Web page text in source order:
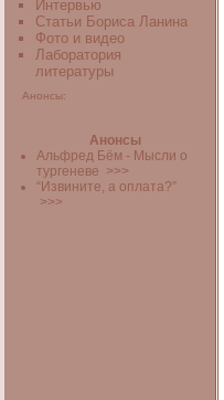
Интервью
Статьи Бориса Ланина
Фото и видео
Лаборатория
литературы
Анонсы:
Анонсы
Альфред Бём - Мысли о
тургеневе >>>
“Извините, а оплата?”
>>>